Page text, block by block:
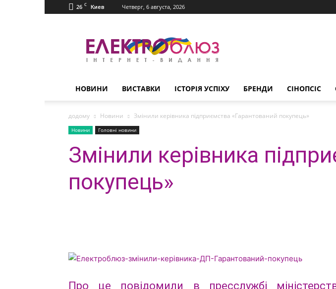
26 C Киев Четверг, 6 августа, 2026
НОВИНИ ВИСТАВКИ ІСТОРІЯ УСПІХУ БРЕНДИ СІНОПСІС
додому Новини Змінили керівника підприємства «Гарантований покупець»
Новини Головні новини
Змінили керівника
покупець»
Про це повідомили в пресслужбі